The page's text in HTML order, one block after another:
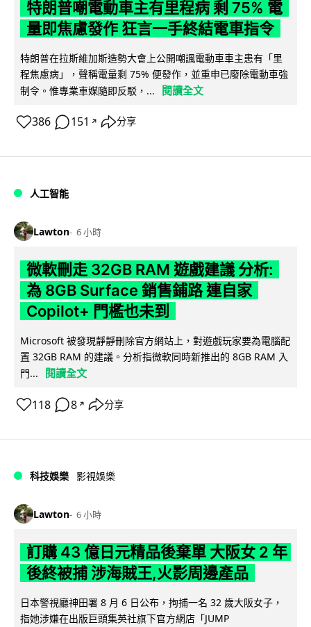
特朗普嘲電動車主有里程病 剩 75% 電
量即焦慮發作 狂言一手終結電車指令
特朗普在拉斯維加斯造勢大會上公開嘲諷電動車車主患有「里
程焦慮病」，聲稱電量剩 75% 便發作，並重申已廢除電動車強
制令。惟專業車媒隨即反駁，...
閱讀全文
386 151 ↗ 分享
人工智能
Lawton 6 小時
微軟刪走 32GB RAM 遊戲建議 分析:
為 8GB Surface 銷售鋪路 連自家
Copilot+ 門檻也未到
Microsoft 被發現靜靜刪除官方網站上，對遊戲玩家要為電腦配
置 32GB RAM 的建議。分析指微軟同時新推出的 8GB RAM 入
門...
閱讀全文
118 8 ↗ 分享
科技娛樂 影視娛樂
Lawton 6 小時
訂購 43 億日元精品後棄單 大阪女 2 年
後終被捕 涉海賊王,火影周邊產品
日本警視廳神田署 8 月 6 日公布，拘捕一名 32 歲大阪女子，
指她涉嫌在出版巨頭集英社旗下官方網店「JUMP